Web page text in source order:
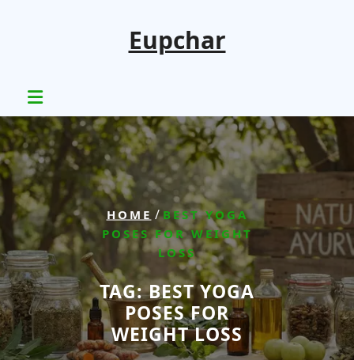
Eupchar
HOME /BEST YOGA
POSES FOR WEIGHT
LOSS
TAG:BEST YOGA
POSES FOR
WEIGHT LOSS